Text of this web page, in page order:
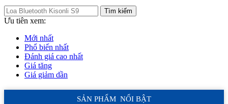
Tìm kiếm
Ưu tiên xem:
Mới nhất
Phổ biến nhất
Đánh giá cao nhất
Giá tăng
Giá giảm dần
SẢN PHẨM NỔI BẬT